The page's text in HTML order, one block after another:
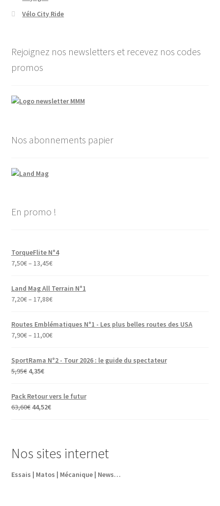
Vélo City Ride
Rejoignez nos newsletters et recevez nos codes
promos
Nos abonnements papier
En promo !
TorqueFlite N°4
7,50€– 13,45€
Land Mag All Terrain N°1
7,20€– 17,88€
Routes Emblématiques N°1 - Les plus belles routes des USA
7,90€– 11,00€
SportRama N°2 - Tour 2026 : le guide du spectateur
5,95€ Le
initial
était :
5,95€.
4,35€Le
est :
Pack Retour vers le futur
63,60€ Le
63,60€.
44,52€Le
44,52€.
Nos sites internet
Essais | Matos | Mécanique | News…